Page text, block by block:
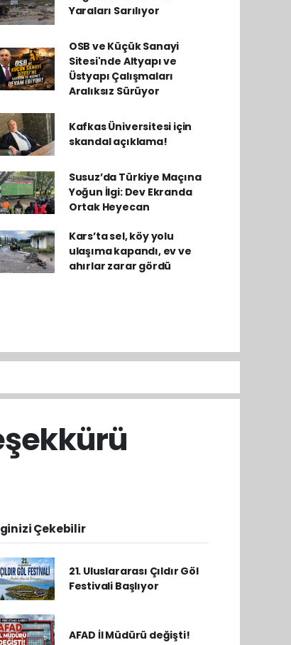
Yaraları Sarılıyor
OSB ve Küçük Sanayi
Sitesi'nde Altyapı ve
Üstyapı Çalışmaları
Aralıksız Sürüyor
Kafkas Üniversitesi için
skandal açıklama!
Susuz’da Türkiye Maçına
Yoğun İlgi: Dev Ekranda
Ortak Heyecan
Kars’ta sel, köy yolu
ulaşıma kapandı, ev ve
ahırlar zarar gördü
Çekebilir
21. Uluslararası Çıldır Göl
Festivali Başlıyor
AFAD İl Müdürü değişti!